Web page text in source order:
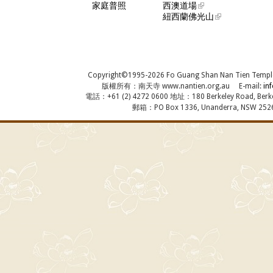
家庭普照
西澳道場
紐西蘭佛光山
Copyright©1995-2026 Fo Guang Shan Nan Tien
版權所有：南天寺 www.nantien.org.au E-mail:
電話：+61 (2) 4272 0600 地址：180 Berkeley Road,
郵箱：PO Box 1336, Unanderra, NSW